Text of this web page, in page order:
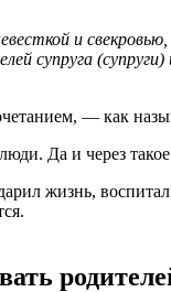
и
супруга
— как
Да и через
жизнь,